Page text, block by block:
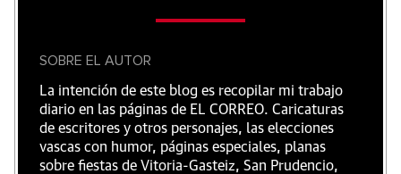
SOBRE EL AUTOR
La intención de este blog es recopilar mi trabajo
diario en las páginas de EL CORREO. Caricaturas
de escritores y otros personajes, las elecciones
vascas con humor, páginas especiales, planas
sobre fiestas de Vitoria-Gasteiz, San Prudencio,